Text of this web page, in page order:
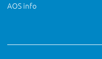
AOS info